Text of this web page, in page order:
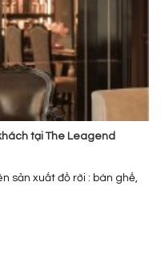
tại The Leagend
sản xuất đồ rời : bàn ghế,